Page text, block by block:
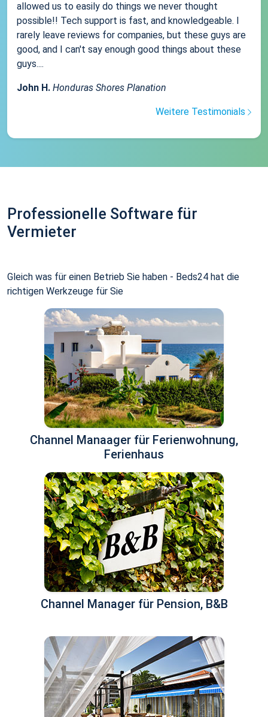
allowed us to easily do things we never thought
possible!! Tech support is fast, and knowledgeable. I
rarely leave reviews for companies, but these guys are
good, and I can't say enough good things about these
guys....
John H. Honduras Shores Planation
Weitere Testimonials
Professionelle Software für
Vermieter
Gleich was für einen Betrieb Sie haben - Beds24 hat die
richtigen Werkzeuge für Sie
Channel Manaager für Ferienwohnung,
Ferienhaus
Channel Manager für Pension, B&B